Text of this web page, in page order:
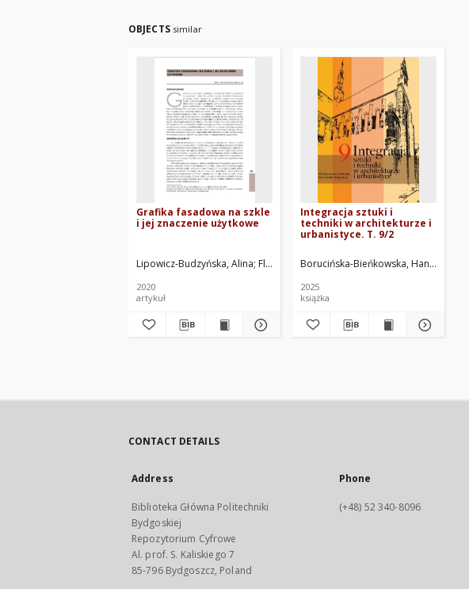
OBJECTS similar
Grafika fasadowa na szkle
i jej znaczenie użytkowe
Lipowicz-Budzyńska, Alina Flizikowski, Józef. Red. Obracaj, Piotr. Red. nauk.
2020
artykuł
Integracja sztuki i
techniki w architekturze i
urbanistyce. T. 9/2
Borucińska-Bieńkowska, Hanna
2025
książka
CONTACT DETAILS
Address
Biblioteka Główna Politechniki
Bydgoskiej
Repozytorium Cyfrowe
Al. prof. S. Kaliskiego 7
85-796 Bydgoszcz, Poland
Phone
(+48) 52 340-8096